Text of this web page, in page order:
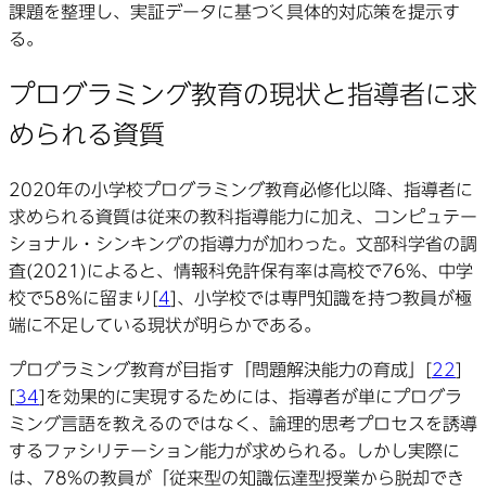
課題を整理し、実証データに基づく具体的対応策を提示す
る。
プログラミング教育の現状と指導者に求
められる資質
2020年の小学校プログラミング教育必修化以降、指導者に
求められる資質は従来の教科指導能力に加え、コンピュテー
ショナル・シンキングの指導力が加わった。文部科学省の調
査(2021)によると、情報科免許保有率は高校で76%、中学
校で58%に留まり[4]、小学校では専門知識を持つ教員が極
端に不足している現状が明らかである。
プログラミング教育が目指す「問題解決能力の育成」[22]
[34]を効果的に実現するためには、指導者が単にプログラ
ミング言語を教えるのではなく、論理的思考プロセスを誘導
するファシリテーション能力が求められる。しかし実際に
は、78%の教員が「従来型の知識伝達型授業から脱却でき